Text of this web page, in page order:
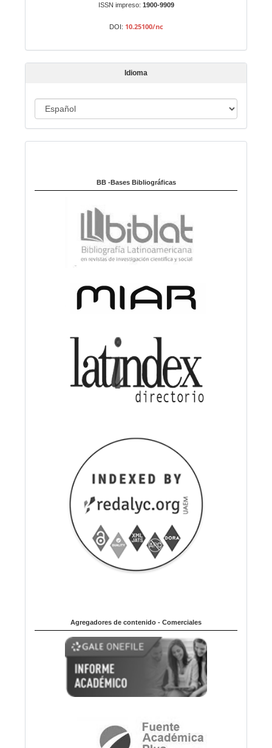
t
í
o
ISSN impreso: 1900-9909
DOI: 10.25100/nc
Idioma
d
a
BB -Bases Bibliográficas
Agregadores de contenido - Comerciales